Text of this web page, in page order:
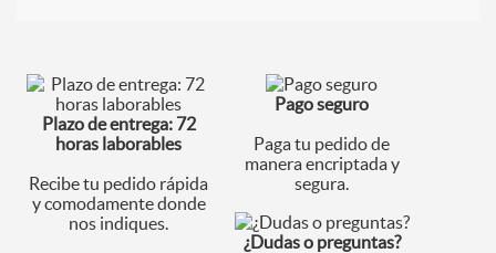
Plazo de entrega: 72
horas laborables
Recibe tu pedido rápida
y comodamente donde
nos indiques.
Pago seguro
Paga tu pedido de
manera encriptada y
segura.
¿Dudas o preguntas?